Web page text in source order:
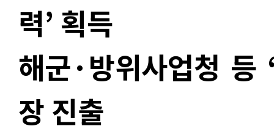
력’ 획득
해군·방위사업청 등
장 진출